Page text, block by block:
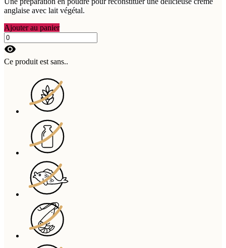
anglaise avec lait végétal.
Ajouter au panier
visibility
Ce produit est sans..